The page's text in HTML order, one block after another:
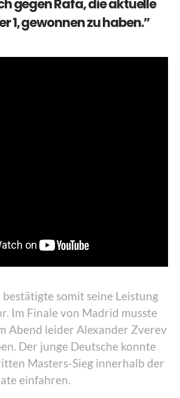
gegen Rafa, die aktuelle
1, gewonnen zu haben.”
somit seine Leistung
Im Finale von Madrid musste
Abend leider Alexander Zverev
Der junge Deutsche konnte
Masters-Sieg innerhalb der
einfahren.